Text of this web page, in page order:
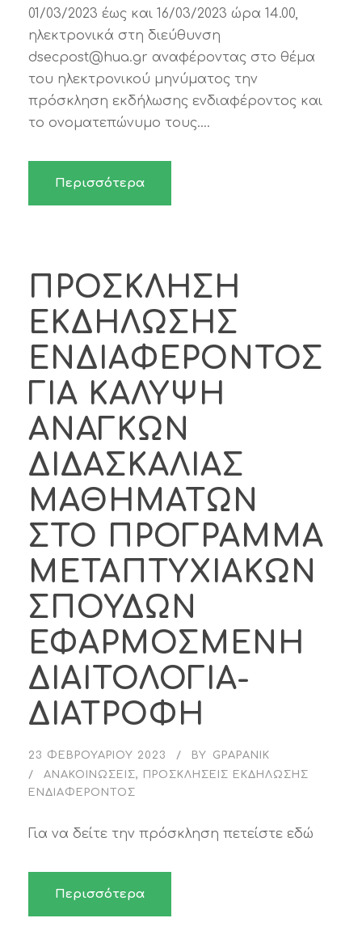
01/03/2023 έως και 16/03/2023 ώρα 14.00,
ηλεκτρονικά στη διεύθυνση
dsecpost@hua.gr αναφέροντας στο θέμα
του ηλεκτρονικού μηνύματος την
πρόσκληση εκδήλωσης ενδιαφέροντος και
το ονοματεπώνυμο τους....
Περισσότερα
ΠΡΟΣΚΛΗΣΗ
ΕΚΔΗΛΩΣΗΣ
ΕΝΔΙΑΦΕΡΟΝΤΟΣ
ΓΙΑ ΚΑΛΥΨΗ
ΑΝΑΓΚΩΝ
ΔΙΔΑΣΚΑΛΙΑΣ
ΜΑΘΗΜΑΤΩΝ
ΣΤΟ ΠΡΟΓΡΑΜΜΑ
ΜΕΤΑΠΤΥΧΙΑΚΩΝ
ΣΠΟΥΔΩΝ
ΕΦΑΡΜΟΣΜΕΝΗ
ΔΙΑΙΤΟΛΟΓΙΑ-
ΔΙΑΤΡΟΦΗ
23 ΦΕΒΡΟΥΑΡΊΟΥ 2023 BY
GPAPANIK
ΑΝΑΚΟΙΝΏΣΕΙΣ,
ΠΡΟΣΚΛΉΣΕΙΣ ΕΚΔΉΛΩΣΗΣ
ΕΝΔΙΑΦΈΡΟΝΤΟΣ
Για να δείτε την πρόσκληση πετείστε εδώ
Περισσότερα